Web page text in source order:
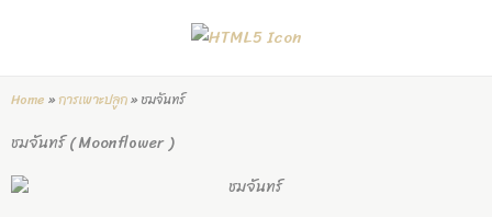
Home»การเพาะปลูก»ชมจันทร์
ชมจันทร์ ( Moonflower )